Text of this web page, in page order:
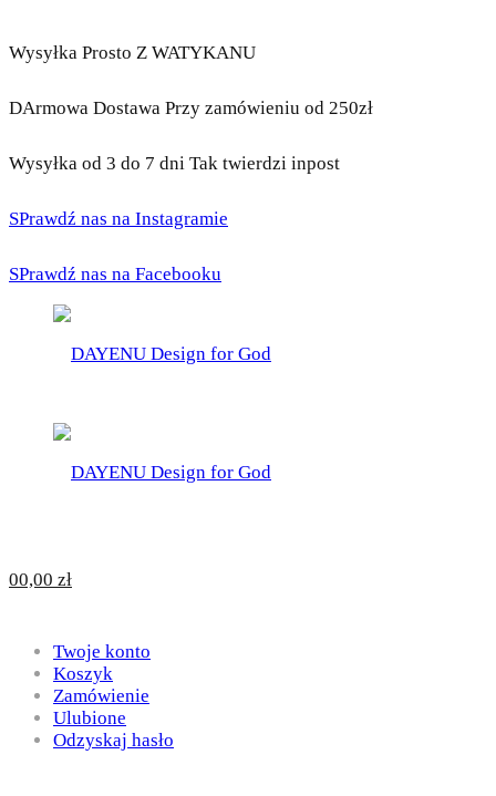
Wysyłka Prosto Z WATYKANU
DArmowa Dostawa Przy zamówieniu od 250zł
Wysyłka od 3 do 7 dni Tak twierdzi inpost
SPrawdź nas na Instagramie
SPrawdź nas na Facebooku
for
God
DAYENU
Design
00,00 zł
Twoje konto
Koszyk
Zamówienie
Ulubione
Odzyskaj hasło